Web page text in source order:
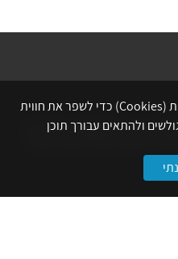
בעלי המקצועות הטכנולוגיים
ההטבות ואירועי הפנאי לאנשי
אתר זה עושה שימוש בקובצי עוגיות (Cookies) כדי לשפר את חווית
ולהתאים עבורך תוכן